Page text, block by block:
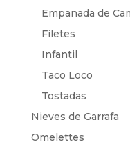
Empanada de
Filetes
Infantil
Taco Loco
Tostadas
Nieves de Garrafa
Omelettes